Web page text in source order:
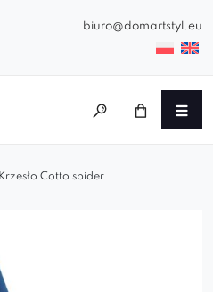
biuro@domartstyl.eu
Krzesło Cotto spider